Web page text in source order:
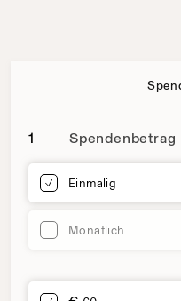
1 Spendenbetrag
Frequenz und Betrag
Wiederkehrende
Einmalig
Monatlich
Betrag auswählen